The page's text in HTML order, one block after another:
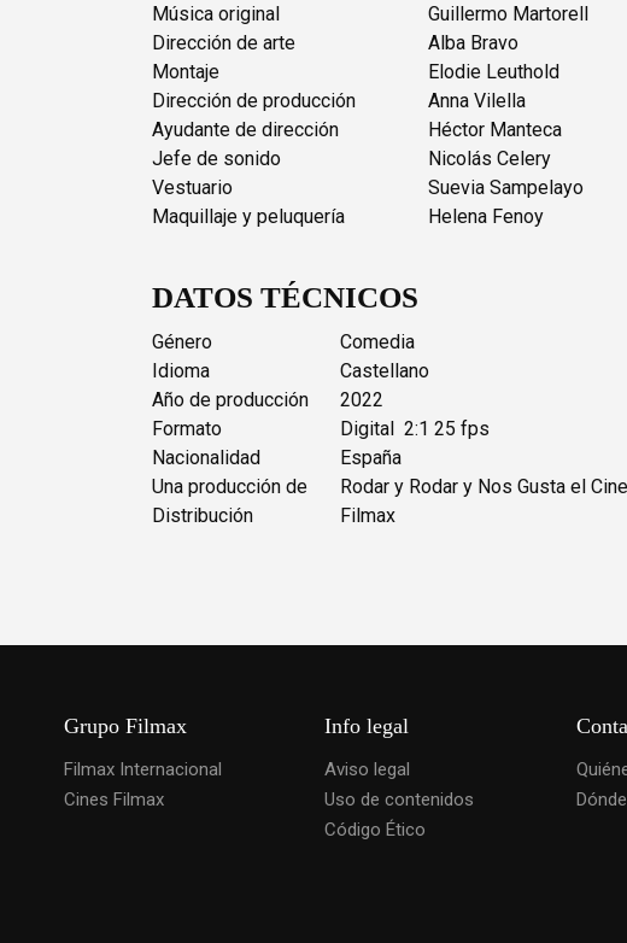
Música original
Guillermo Martorell
Dirección de arte
Alba Bravo
Montaje
Elodie Leuthold
Dirección de producción
Anna Vilella
Ayudante de dirección
Héctor Manteca
Jefe de sonido
Nicolás Celery
Vestuario
Suevia Sampelayo
Maquillaje y peluquería
Helena Fenoy
DATOS TÉCNICOS
Género
Comedia
Idioma
Castellano
Año de producción
2022
Formato
Digital 2:1 25 fps
Nacionalidad
España
Una producción de
Rodar y Rodar y Nos Gusta el
Distribución
Filmax
Grupo Filmax
Filmax Internacional
Cines Filmax
Info legal
Aviso legal
Uso de contenidos
Código Ético